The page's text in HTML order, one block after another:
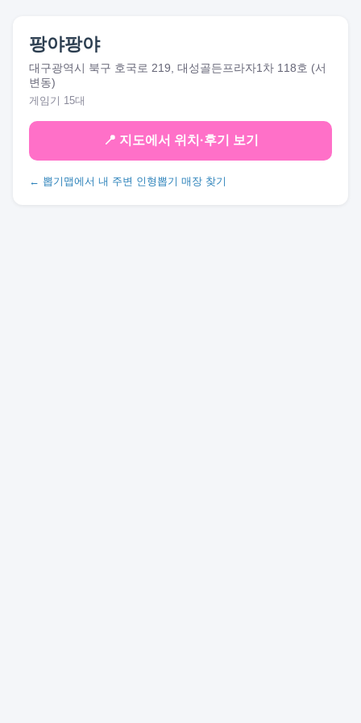
팡야팡야
대구광역시 북구 호국로 219, 대성골든프라자1차 118호 (서
변동)
게임기 15대
📍 지도에서 위치·후기 보기
← 뽑기맵에서 내 주변 인형뽑기 매장 찾기